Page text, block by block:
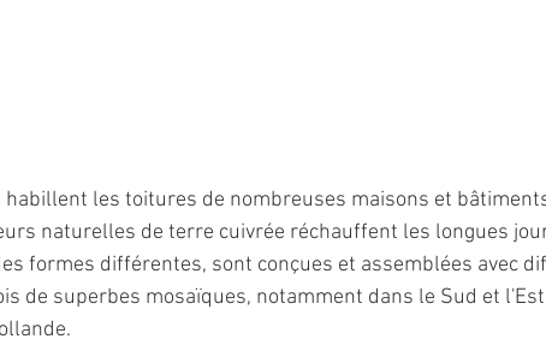
habillent les toitures de nombreuses maisons et
naturelles de terre cuivrée réchauffent les longues
formes différentes, sont conçues et assemblées avec
de superbes mosaïques, notamment dans le Sud et